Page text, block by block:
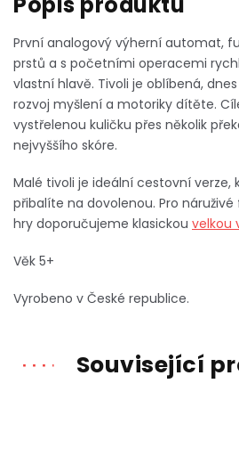
První analogový výherní automat,
prstů a s početními operacemi
vlastní hlavě. Tivoli je oblíbená,
rozvoj myšlení a motoriky dítěte.
vystřelenou kuličku přes několik
nejvyššího skóre.
Malé tivoli je ideální cestovní verze,
přibalíte na dovolenou. Pro náruživé
hry doporučujeme klasickou velkou
Věk 5+
Vyrobeno v České republice.
Související